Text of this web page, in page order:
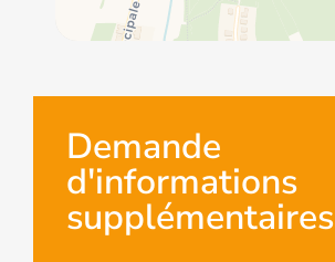
Demande
d'informations
supplémentaires